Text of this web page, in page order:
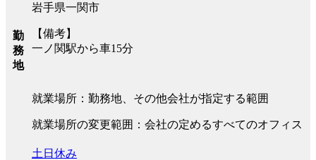
勤
務
地
岩手県一関市
【備考】
一ノ関駅から車15分
就業場所：勤務地、その他会社が指定する範囲
就業場所の変更範囲：会社の定めるすべてのオフィス
土日休み